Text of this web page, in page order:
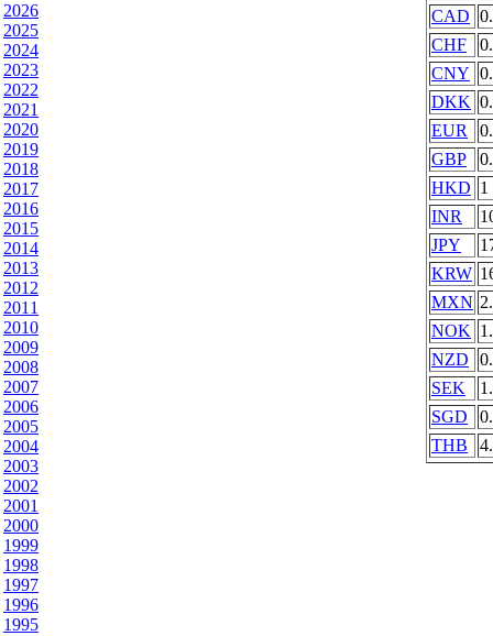
2026
2025
2024
2023
2022
2021
2020
2019
2018
2017
2016
2015
2014
2013
2012
2011
2010
2009
2008
2007
2006
2005
2004
2003
2002
2001
2000
1999
1998
1997
1996
1995
CAD
CHF
CNY
DKK
EUR
GBP
HKD 1
INR
JPY
KRW
MXN
NOK
NZD
SEK
SGD
THB